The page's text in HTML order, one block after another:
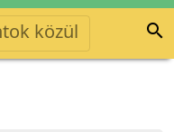
közül 